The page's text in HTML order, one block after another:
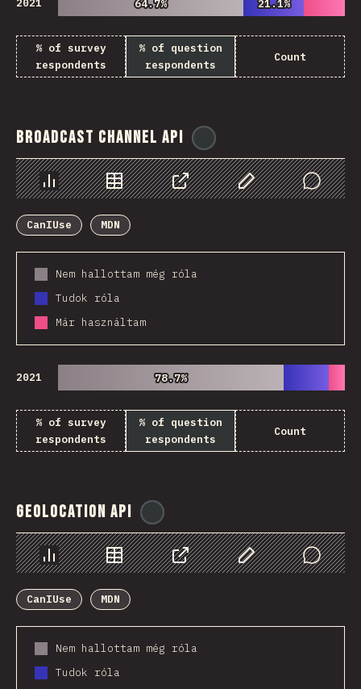
2021 64.7%
64.7% 21.1%
21.1%
% of survey
respondents
% of question
respondents
Count
Broadcast Channel API
Diagramok Adatok MegosztásCustomize Data
Comments
CanIUse
MDN
Nem hallottam még róla
Tudok róla
Már használtam
2021 78.7%
78.7%
% of survey
respondents
% of question
respondents
Count
Geolocation API
Diagramok Adatok MegosztásCustomize Data
Comments
CanIUse
MDN
Nem hallottam még róla
Tudok róla